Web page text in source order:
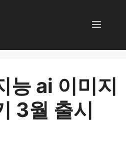
메
능 ai 이미지
3월 출시